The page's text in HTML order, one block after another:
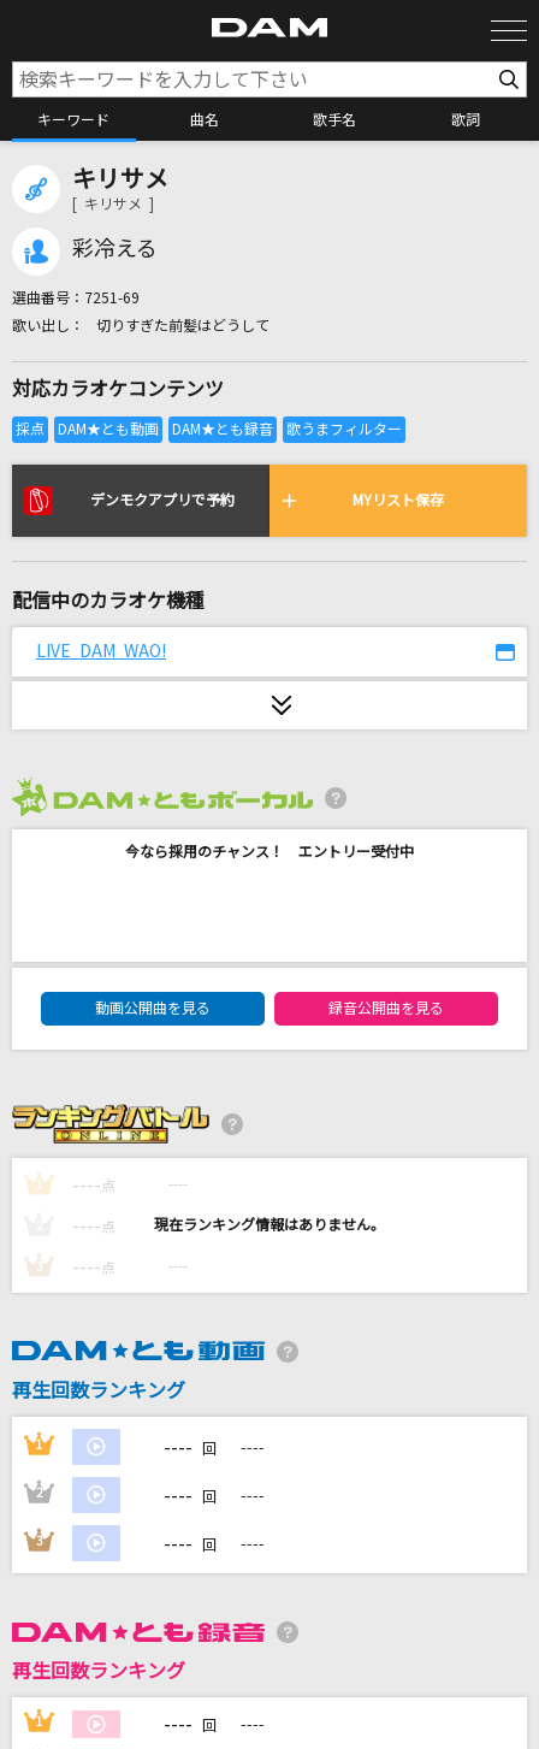
キーワード 曲名 歌手名 歌詞
全国りれき
リアルタイムで歌われている曲の一覧
旅路
アカペラ
[生音]スターダスト・キッズ
森高千里
STAY AWAY
宿命
Vaundy
カラオケ最新情報をチェック！
キリサメ
[ キリサメ ]
彩冷える
選曲番号： 7251-69
切りすぎた前髪はどうして
対応カラオケコンテンツ
デンモクアプリで予約 MYリスト保存
配信中のカラオケ機種
LIVE DAM WAO!
今なら採用のチャンス！ エントリー受付中
DAM★ともボーカルエントリーランキング
動画公開曲を見る
録音公開曲を見る
1 ---- 点 ----
---- 点 ----
3 ---- 点 ----
再生回数ランキング
1 ---- 回 ----
2 ---- 回 ----
3 ---- 回 ----
再生回数ランキング
1 ---- 回 ----